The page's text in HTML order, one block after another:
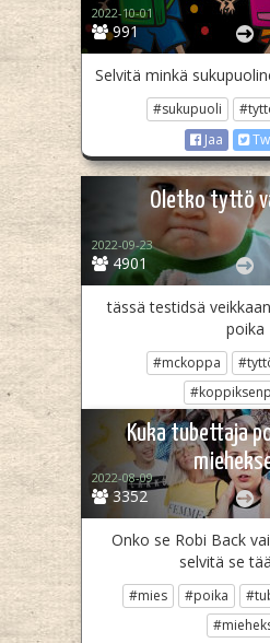
991
2022-10-01
Selvitä minkä
#sukupuoli
Jaa
Oletko tyttö
4901
2022-09-23
tässä testidsä
poika
#mckoppa
Jaa
Kuka tubettaja
3352
2022-08-09
Onko se Robi Back
selvitä se
#mies #poika